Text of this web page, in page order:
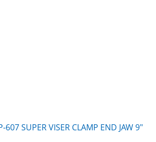
SUPER VISER CLAMP END JAW 9"